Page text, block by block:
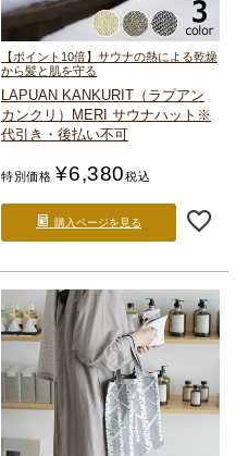
【ポイント10倍】サウナの熱による乾燥
から髪と肌を守る
LAPUAN KANKURIT（ラプアン
カンクリ）
MERI サウナハット ※
代引き・後払い不可
特別価格 ¥6,380税込
購入ページを見る